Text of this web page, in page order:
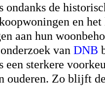
ondanks de
en het
aan hun
van DNB
een sterkere
ouderen. Zo blijft